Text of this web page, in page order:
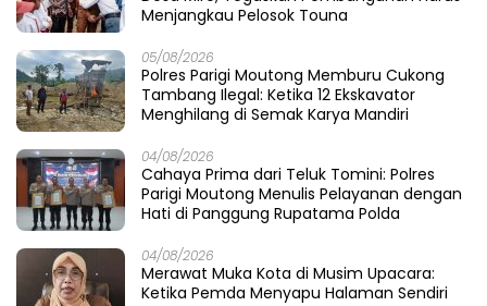
Menjangkau Pelosok Touna
05/08/2026
Polres Parigi Moutong Memburu Cukong
Tambang Ilegal: Ketika 12 Ekskavator
Menghilang di Semak Karya Mandiri
04/08/2026
Cahaya Prima dari Teluk Tomini: Polres
Parigi Moutong Menulis Pelayanan dengan
Hati di Panggung Rupatama Polda
04/08/2026
Merawat Muka Kota di Musim Upacara:
Ketika Pemda Menyapu Halaman Sendiri